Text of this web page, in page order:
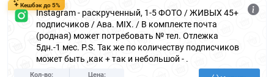
Кешбэк до 5%
Instagram - раскрученный, 1-5 ФОТО / ЖИВЫХ 45+
подписчиков / Ава. MIX. / В комплекте почта
(родная) может потребовать № тел. Отлежка
5дн.-1 мес. P.S. Так же по количеству подписчиков
может быть ,как + так и небольшой - .
Кол-во Цена